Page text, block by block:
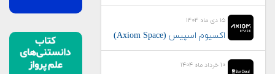
۱۵ دی ماه ۱۴۰۴
اکسیوم اسپیس (Axiom Space)
۱۰ خرداد ماه ۱۴۰۴